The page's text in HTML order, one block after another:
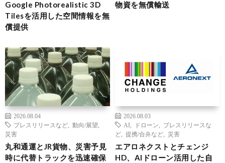
Google Photorealistic 3D
Tilesを活用した空間情報を無
償提供
物資を無償輸送
2026.08.04
プレスリリースなど
動向/展望
災害
丸和通運とJR貨物、災害予見
時に代替トラックを迅速確保
2026.08.03
AI
ドローン
プレスリリースな
ど
提携/合弁など 災害
エアロネクストとチェンジ
HD、AIドローン活用した自